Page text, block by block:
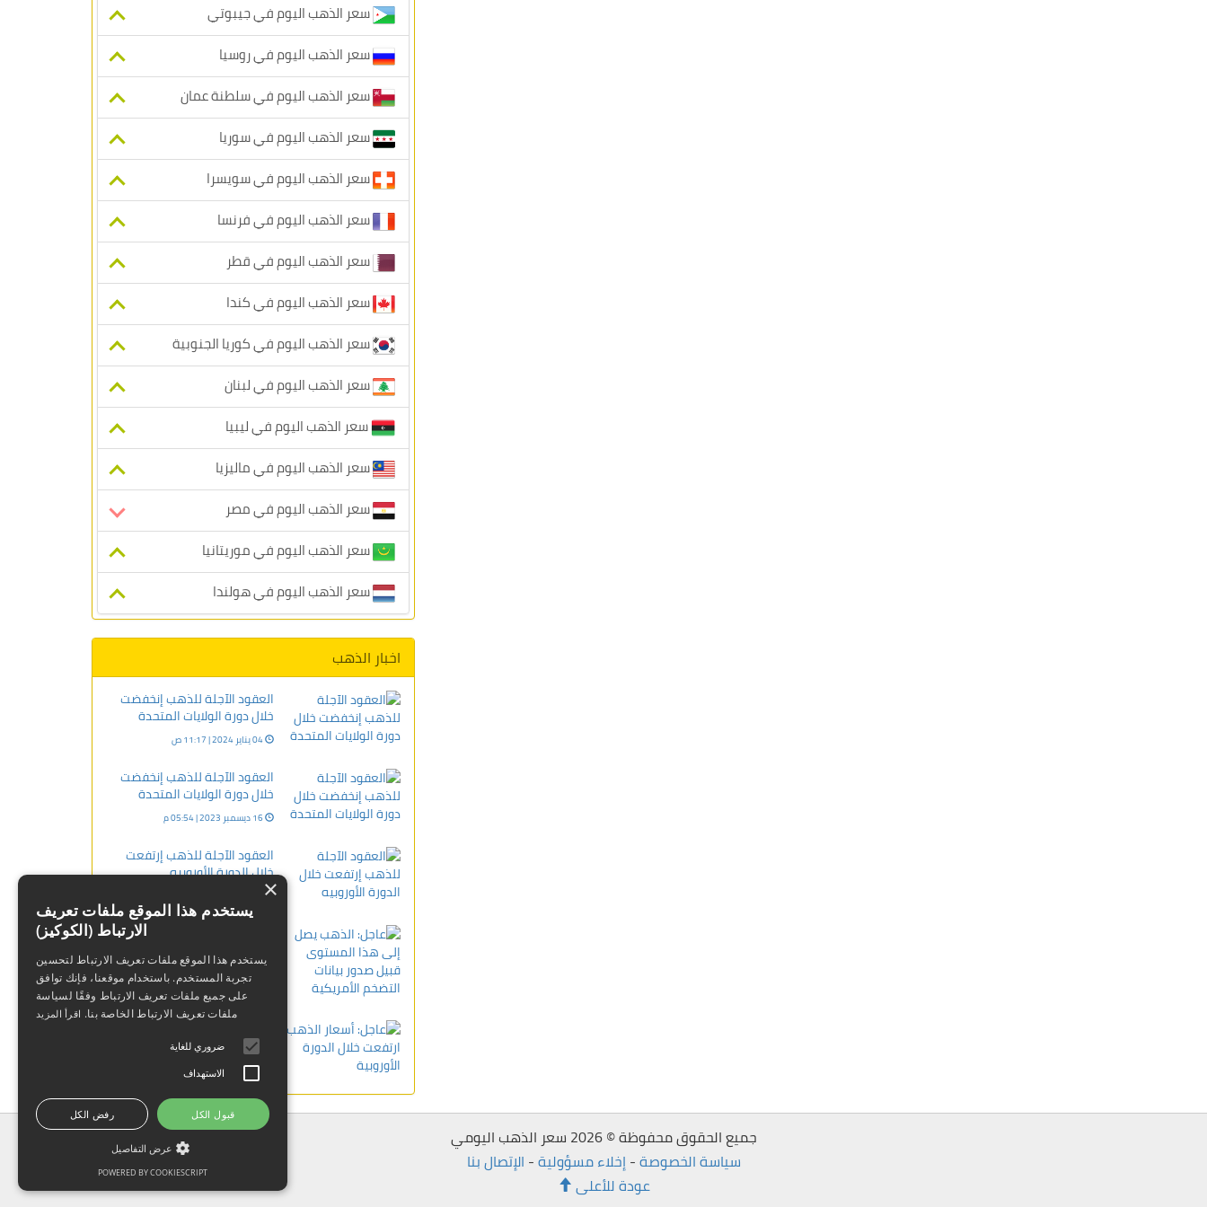
سعر الذهب اليوم في جيبوتي
سعر الذهب اليوم في روسيا
سعر الذهب اليوم في سلطنة عمان
سعر الذهب اليوم في سوريا
سعر الذهب اليوم في سويسرا
سعر الذهب اليوم في فرنسا
سعر الذهب اليوم في قطر
سعر الذهب اليوم في كندا
سعر الذهب اليوم في كوريا الجنوبية
سعر الذهب اليوم في لبنان
سعر الذهب اليوم في ليبيا
سعر الذهب اليوم في ماليزيا
سعر الذهب اليوم في مصر
سعر الذهب اليوم في موريتانيا
سعر الذهب اليوم في هولندا
اخبار الذهب
العقود الآجلة للذهب إنخفضت
خلال دورة الولايات المتحدة
04 يناير 2024 | 11:17 ص
العقود الآجلة للذهب إنخفضت
خلال دورة الولايات المتحدة
16 ديسمبر 2023 | 05:54 م
العقود الآجلة للذهب إرتفعت
خلال الدورة الأوروبيه
09 أبريل 2024 | 11:34 م
عاجل: الذهب يصل إلى هذا
المستوى قبيل صدور بيانات
التضخم الأمريكية
عاجل: أسعار الذهب ارتفعت خلال
الدورة الأوروبية
جميع الحقوق محفوظة © 2026 سعر الذهب اليومي
سياسة الخصوصة-إخلاء مسؤولية- الإتصال بنا
عودة للأعلى
×
يستخدم هذا الموقع ملفات تعريف
الارتباط (الكوكيز)
يستخدم هذا الموقع ملفات تعريف الارتباط لتحسين
تجربة المستخدم. باستخدام موقعنا، فإنك توافق
على جميع ملفات تعريف الارتباط وفقًا لسياسة
ملفات تعريف الارتباط الخاصة بنا. اقرأ المزيد
ضروري للغاية
الاستهداف
قبول الكل رفض الكل
عرض التفاصيل
POWERED BY COOKIESCRIPT